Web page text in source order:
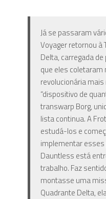
Já se passaram
Voyager retornou à
Delta, carregada
que eles coletaram
revolucionária
“dispositivo de
transwarp Borg,
lista continua. A
estudá-los e
implementar
Dauntless está
trabalho. Faz
montasse uma
Quadrante Delta,